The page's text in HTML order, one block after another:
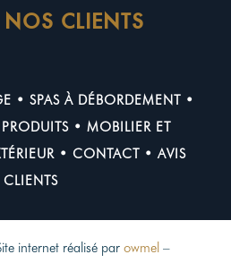
CLIENTS
• SPAS À DÉBORDEMENT •
PRODUITS• MOBILIER ET
• CONTACT • AVIS
CLIENTS
internet réalisé par owmel –